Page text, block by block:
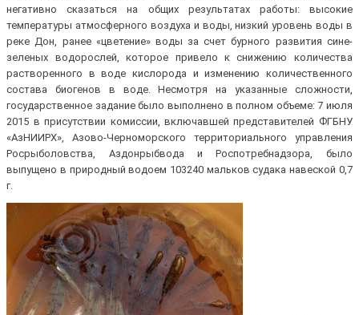
негативно сказаться на общих результатах работы: высокие
температуры атмосферного воздуха и воды, низкий уровень воды в
реке Дон, ранее «цветение» воды за счет бурного развития сине-
зеленых водорослей, которое привело к снижению количества
растворенного в воде кислорода и изменению количественного
состава биогенов в воде. Несмотря на указанные сложности,
государственное задание было выполнено в полном объеме: 7 июля
2015 в присутствии комиссии, включавшей представителей ФГБНУ
«АзНИИРХ», Азово-Черноморского территориального управления
Росрыболовства, Аздонрыбвода и Роспотребнадзора, было
выпущено в природный водоем 103240 мальков судака навеской 0,7
г.